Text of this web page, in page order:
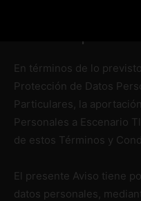
En términos de lo
Protección de Datos
Particulares, la
Personales a Escenario
de estos Términos y
El presente Aviso tiene
datos personales,